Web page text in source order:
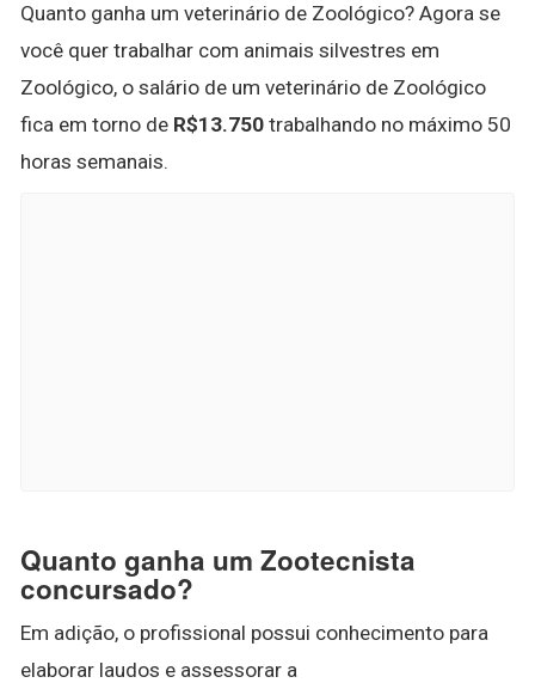
Quanto ganha um veterinário de Zoológico? Agora se
você quer trabalhar com animais silvestres em
Zoológico, o salário de um veterinário de Zoológico
fica em torno de R$13.750 trabalhando no máximo 50
horas semanais.
Quanto ganha um Zootecnista
concursado?
Em adição, o profissional possui conhecimento para
elaborar laudos e assessorar a